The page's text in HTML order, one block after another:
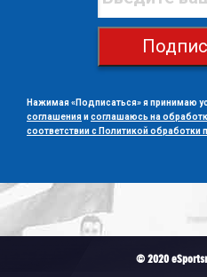
Нажимая «Подписаться» я принимаю
соглашенияисоглашаюсь на
соответствии с Политикой
© 2020